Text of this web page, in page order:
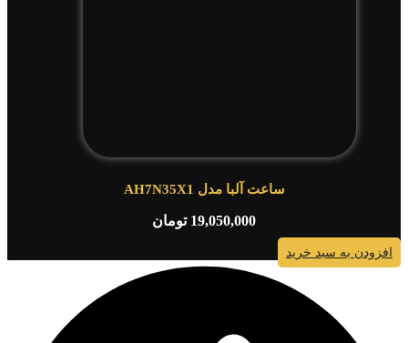
ساعت آلبا مدل AH7N35X1
19,050,000 تومان
افزودن به سبد خرید